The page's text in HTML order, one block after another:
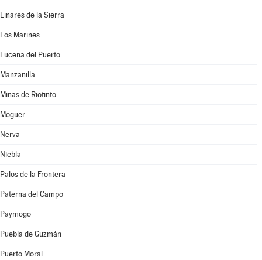
Linares de la Sierra
Los Marines
Lucena del Puerto
Manzanilla
Minas de Riotinto
Moguer
Nerva
Niebla
Palos de la Frontera
Paterna del Campo
Paymogo
Puebla de Guzmán
Puerto Moral